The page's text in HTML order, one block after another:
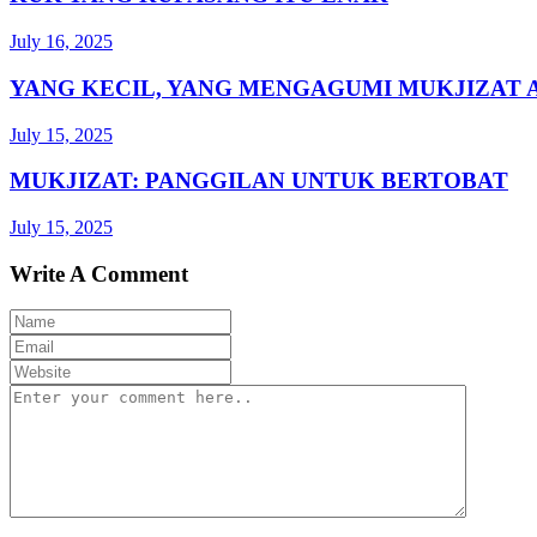
July 16, 2025
YANG KECIL, YANG MENGAGUMI MUKJIZAT
July 15, 2025
MUKJIZAT: PANGGILAN UNTUK BERTOBAT
July 15, 2025
Write A Comment